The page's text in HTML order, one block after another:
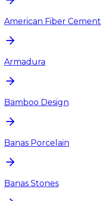
American Fiber Cement
Armadura
Bamboo Design
Banas Porcelain
Banas Stones